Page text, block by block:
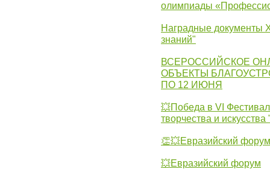
олимпиады
Наградные документы
знаний"
ВСЕРОССИЙСКОЕ
ОБЪЕКТЫ
ПО 12 ИЮНЯ
💥Победа в VI
творчества и
👏💥Евразийский форум
💥Евразийский форум